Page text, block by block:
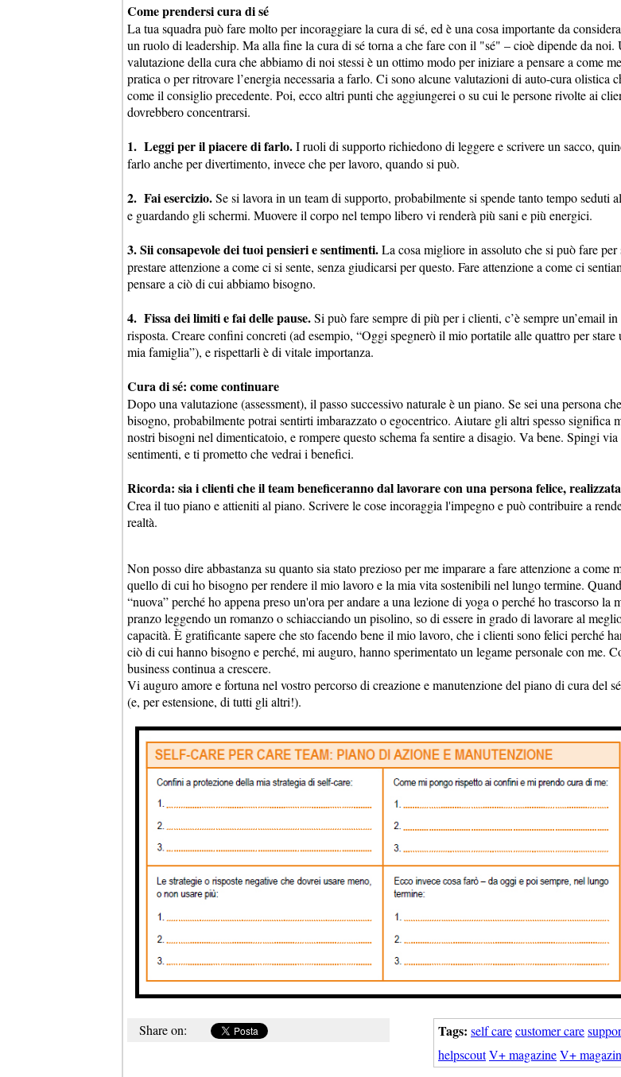
Come prendersi cura di sé
La tua squadra può fare molto per incoraggiare la cura di sé, ed è una cosa importante da
un ruolo di leadership. Ma alla fine la cura di sé torna a che fare con il "sé" – cioè dipende da noi.
valutazione della cura che abbiamo di noi stessi è un ottimo modo per iniziare a pensare a come
pratica o per ritrovare l’energia necessaria a farlo. Ci sono alcune valutazioni di auto-cura olistica
come il consiglio precedente. Poi, ecco altri punti che aggiungerei o su cui le persone rivolte ai
dovrebbero concentrarsi.
1. Leggi per il piacere di farlo.I ruoli di supporto richiedono di leggere e scrivere un sacco,
farlo anche per divertimento, invece che per lavoro, quando si può.
2. Fai esercizio.Se si lavora in un team di supporto, probabilmente si spende tanto tempo seduti
e guardando gli schermi. Muovere il corpo nel tempo libero vi renderà più sani e più energici.
3. Sii consapevole dei tuoi pensieri e sentimenti.La cosa migliore in assoluto che si può fare per
prestare attenzione a come ci si sente, senza giudicarsi per questo. Fare attenzione a come ci
pensare a ciò di cui abbiamo bisogno.
4. Fissa dei limiti e fai delle pause.Si può fare sempre di più per i clienti, c’è sempre un’email in
risposta. Creare confini concreti (ad esempio, “Oggi spegnerò il mio portatile alle quattro per stare
mia famiglia”), e rispettarli è di vitale importanza.
Cura di sé: come continuare
Dopo una valutazione (assessment), il passo successivo naturale è un piano. Se sei una persona
bisogno, probabilmente potrai sentirti imbarazzato o egocentrico. Aiutare gli altri spesso significa
nostri bisogni nel dimenticatoio, e rompere questo schema fa sentire a disagio. Va bene. Spingi via
sentimenti, e ti prometto che vedrai i benefici.
Ricorda: sia i clienti che il team beneficeranno dal lavorare con una persona felice,
Crea il tuo piano e attieniti al piano. Scrivere le cose incoraggia l'impegno e può contribuire a
realtà.
Non posso dire abbastanza su quanto sia stato prezioso per me imparare a fare attenzione a come
quello di cui ho bisogno per rendere il mio lavoro e la mia vita sostenibili nel lungo termine.
“nuova” perché ho appena preso un'ora per andare a una lezione di yoga o perché ho trascorso la
pranzo leggendo un romanzo o schiacciando un pisolino, so di essere in grado di lavorare al
capacità. È gratificante sapere che sto facendo bene il mio lavoro, che i clienti sono felici perché
ciò di cui hanno bisogno e perché, mi auguro, hanno sperimentato un legame personale con me.
business continua a crescere.
Vi auguro amore e fortuna nel vostro percorso di creazione e manutenzione del piano di cura del
(e, per estensione, di tutti gli altri!).
Tags: self carecustomer care
helpscoutV+ magazineV+
Share on: